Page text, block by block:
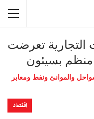
التجارية تعرضت
بسيئون
والموانئ ونفط ومعابر
اقتصاد